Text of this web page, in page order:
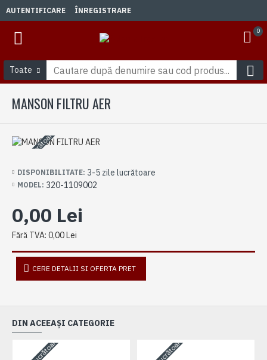
AUTENTIFICARE ÎNREGISTRARE
0
Toate
MANSON FILTRU AER
3-5 zile lucrătoare
DISPONIBILITATE: 3-5 zile lucrătoare
MODEL: 320-1109002
0,00 Lei
Fără TVA: 0,00 Lei
CERE DETALII SI OFERTA PRET
DIN ACEEAȘI CATEGORIE